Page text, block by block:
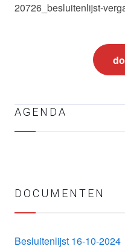
20726_besluitenlijst-
AGENDA
DOCUMENTEN
Besluitenlijst 16-10-2024